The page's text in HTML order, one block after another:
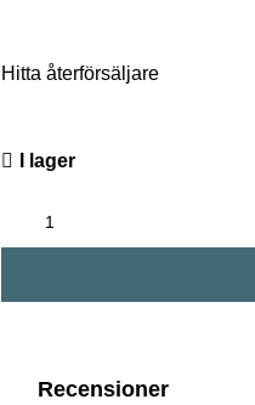
Hitta återförsäljare
I lager
Recensioner